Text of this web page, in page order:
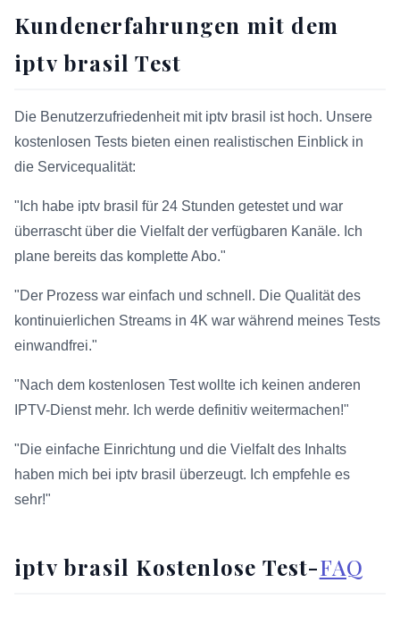
Kundenerfahrungen mit dem
iptv brasil Test
Die Benutzerzufriedenheit mit iptv brasil ist hoch. Unsere
kostenlosen Tests bieten einen realistischen Einblick in
die Servicequalität:
"Ich habe iptv brasil für 24 Stunden getestet und war
überrascht über die Vielfalt der verfügbaren Kanäle. Ich
plane bereits das komplette Abo."
"Der Prozess war einfach und schnell. Die Qualität des
kontinuierlichen Streams in 4K war während meines Tests
einwandfrei."
"Nach dem kostenlosen Test wollte ich keinen anderen
IPTV-Dienst mehr. Ich werde definitiv weitermachen!"
"Die einfache Einrichtung und die Vielfalt des Inhalts
haben mich bei iptv brasil überzeugt. Ich empfehle es
sehr!"
iptv brasil Kostenlose Test-FAQ